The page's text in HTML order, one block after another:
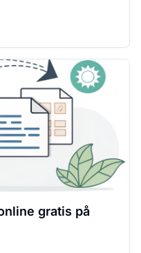
gratis på